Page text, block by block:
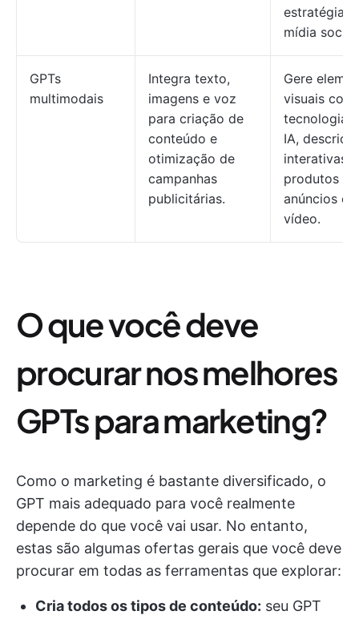
estratégia
mídia social.
GPTs
multimodais
Integra texto,
imagens e voz
para criação de
conteúdo e
otimização de
campanhas
publicitárias.
Gere
visuais com
tecnologia
IA,
interativas
produtos e
anúncios em
vídeo.
O que você deve
procurar nos melhores
GPTs para marketing?
Como o marketing é bastante diversificado, o
GPT mais adequado para você realmente
depende do que você vai usar. No entanto,
estas são algumas ofertas gerais que você deve
procurar em todas as ferramentas que explorar:
Cria todos os tipos de conteúdo: seu GPT